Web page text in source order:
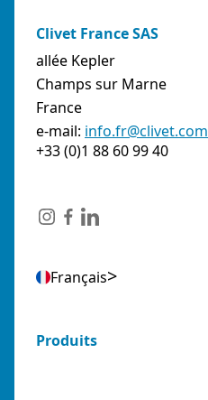
Clivet France SAS
allée Kepler
Champs sur Marne
France
e-mail: info.fr@clivet.com
+33 (0)1 88 60 99 40
Français
Produits